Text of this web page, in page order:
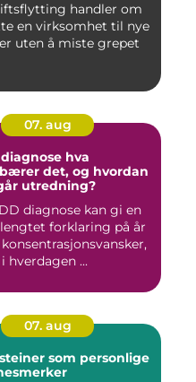
handler om
en virksomhet til nye
uten å miste grepet
07. aug
hva
det, og hvordan
utredning?
diagnose kan gi en
forklaring på år
hverdagen ...
07. aug
som personlige